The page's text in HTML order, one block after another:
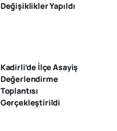
Değişiklikler Yapıldı
Kadirli’de İlçe Asayiş
Değerlendirme
Toplantısı
Gerçekleştirildi